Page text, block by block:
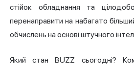
стійок обладнання та
перенаправити на набагато
обчислень на основі штучного
Який стан BUZZ сьогодні?